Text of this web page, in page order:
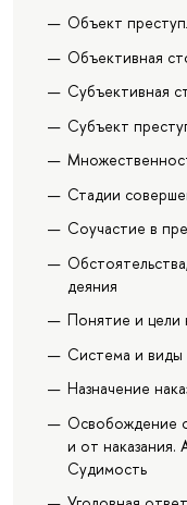
Объект
Объективная
Субъективная
Субъект
Стадии
Соучастие в
деяния
Понятие и цели
Система и виды
Назначение
Освобождение
и от наказания.
Судимость